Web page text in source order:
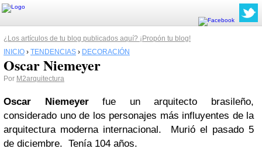
¿Los artículos de tu blog publicados aquí? ¡Propón tu blog!
INICIO › TENDENCIAS › DECORACIÓN
Oscar Niemeyer
Por M2arquitectura
Oscar Niemeyerfue un arquitecto brasileño,
considerado uno de los personajes más influyentes de la
arquitectura moderna internacional. Murió el pasado 5
de diciembre. Tenía 104 años.